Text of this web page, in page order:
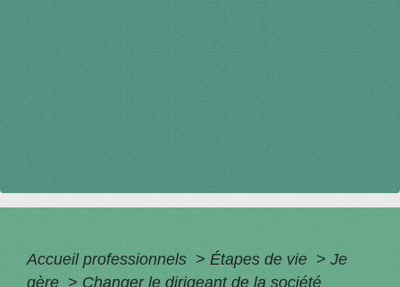
Accueil professionnels > Étapes de vie > Je
gère > Changer le dirigeant de la société